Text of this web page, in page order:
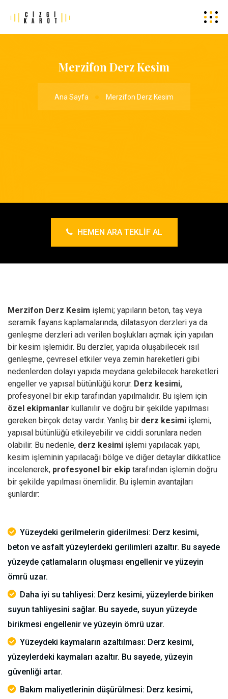
Merzifon Derz Kesim
Ana Sayfa Merzifon Derz Kesim
HEMEN ARA TEKLIF AL
Merzifon Derz Kesim işlemi; yapıların beton, taş veya
seramik fayans kaplamalarında, dilatasyon derzleri ya da
genleşme derzleri adı verilen boşlukları açmak için yapılan
bir kesim işlemidir. Bu derzler, yapıda oluşabilecek ısıl
genleşme, çevresel etkiler veya zemin hareketleri gibi
nedenlerden dolayı yapıda meydana gelebilecek hareketleri
engeller ve yapısal bütünlüğü korur. Derz kesimi,
profesyonel bir ekip tarafından yapılmalıdır. Bu işlem için
özel ekipmanlar kullanılır ve doğru bir şekilde yapılması
gereken birçok detay vardır. Yanlış bir derz kesimi işlemi,
yapısal bütünlüğü etkileyebilir ve ciddi sorunlara neden
olabilir. Bu nedenle, derz kesimi işlemi yapılacak yapı,
kesim işleminin yapılacağı bölge ve diğer detaylar dikkatlice
incelenerek, profesyonel bir ekip tarafından işlemin doğru
bir şekilde yapılması önemlidir. Bu işlemin avantajları
şunlardır:
Yüzeydeki gerilmelerin giderilmesi: Derz kesimi,
beton ve asfalt yüzeylerdeki gerilimleri azaltır. Bu sayede
yüzeyde çatlamaların oluşması engellenir ve yüzeyin
ömrü uzar.
Daha iyi su tahliyesi: Derz kesimi, yüzeylerde biriken
suyun tahliyesini sağlar. Bu sayede, suyun yüzeyde
birikmesi engellenir ve yüzeyin ömrü uzar.
Yüzeydeki kaymaların azaltılması: Derz kesimi,
yüzeylerdeki kaymaları azaltır. Bu sayede, yüzeyin
güvenliği artar.
Bakım maliyetlerinin düşürülmesi: Derz kesimi,